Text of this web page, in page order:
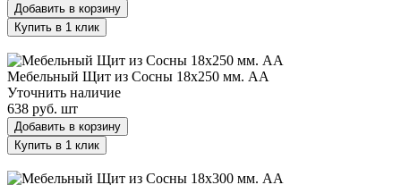
Добавить в корзину
Купить в 1 клик
Мебельный Щит из Сосны 18х250 мм. AA
Уточнить наличие
638 руб. шт
Добавить в корзину
Купить в 1 клик